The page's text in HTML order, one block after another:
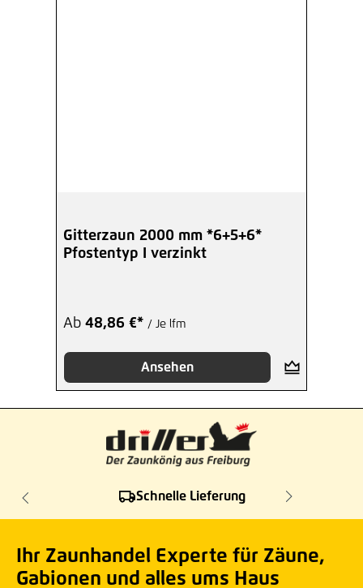
Gitterzaun 2000 mm *6+5+6*
Pfostentyp I verzinkt
Ab 48,86 €* / Je lfm
Ansehen
Schnelle Lieferung
Ihr Zaunhandel Experte für Zäune,
Gabionen und alles ums Haus